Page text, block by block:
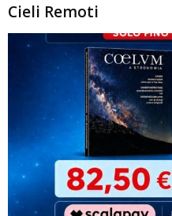
Cieli Remoti